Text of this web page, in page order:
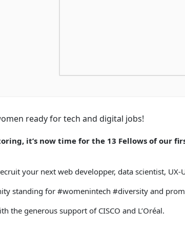
ready for tech and digital jobs!
it’s now time for the 13 Fellows of our
your next web developper, data scientist,
standing for #womenintech #diversity and
the generous support of CISCO and L’Oréal.